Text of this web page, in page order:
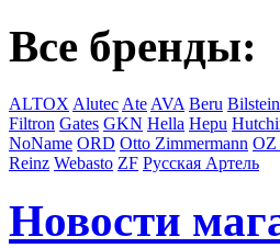
Все бренды:
ALTOX Alutec Ate AVA Beru Bilstein
Filtron Gates GKN Hella Hepu
NoName ORD Otto Zimmermann OZ
Reinz Webasto ZF Русская Артель
Новости